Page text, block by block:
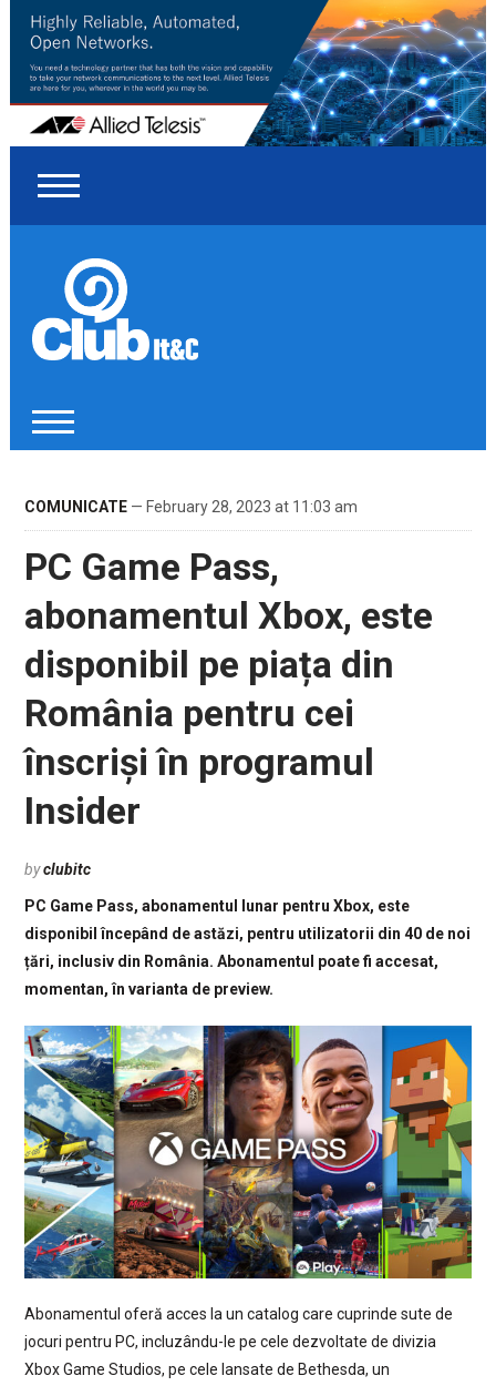
COMUNICATE— February 28, 2023 at 11:03 am
PC Game Pass,
abonamentul Xbox, este
disponibil pe piața din
România pentru cei
înscriși în programul
Insider
byclubitc
PC Game Pass, abonamentul lunar pentru Xbox, este
disponibil începând de astăzi, pentru utilizatorii din 40 de noi
țări, inclusiv din România. Abonamentul poate fi accesat,
momentan, în varianta de preview.
Abonamentul oferă acces la un catalog care cuprinde sute de
jocuri pentru PC, incluzându-le pe cele dezvoltate de divizia
Xbox Game Studios, pe cele lansate de Bethesda, un